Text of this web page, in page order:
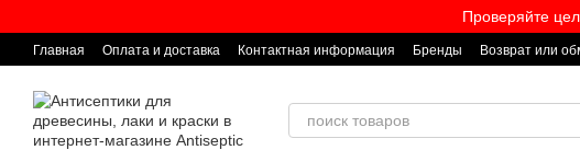
Проверяйте
Главная Оплата и доставка Контактная информация Бренды Возврат или